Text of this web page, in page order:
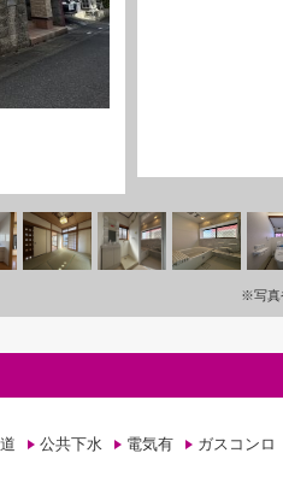
※写真
公共下水 電気有 ガスコンロ